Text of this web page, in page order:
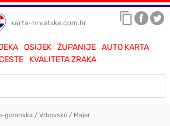
karta-hrvatske.com.hr
OSIJEK ŽUPANIJE
AUTO KARTA
KVALITETA ZRAKA
goranska/ Vrbovsko/ Majer